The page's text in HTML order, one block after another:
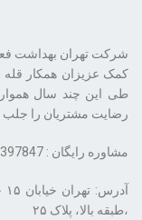
کمک عزیزان همکار
طی این چند سال
رضایت مشتریان را جلب
مشاوره رایگان : 09124397847 (شنبه تا 5شنبه از ساعت 8 تا 19)
،طبقه بالا، پلاک ۲۵